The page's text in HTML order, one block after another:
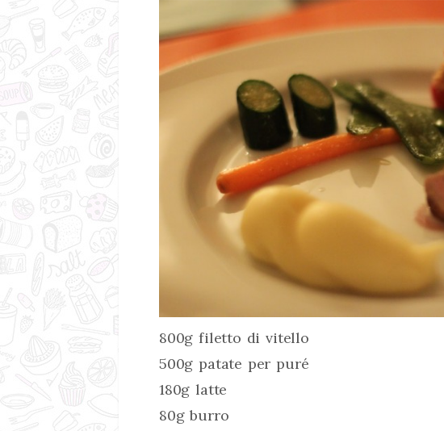
800g filetto di vitello
500g patate per puré
180g latte
80g burro